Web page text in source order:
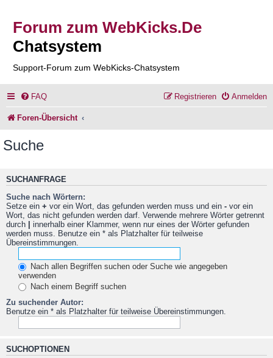
Forum zum WebKicks.De
Chatsystem
Support-Forum zum WebKicks-Chatsystem
FAQ Anmelden
Registrieren
Foren-Übersicht
Suche
SUCHANFRAGE
Suche nach Wörtern:
Setze ein + vor ein Wort, das gefunden werden muss und ein - vor ein
Wort, das nicht gefunden werden darf. Verwende mehrere Wörter getrennt
durch | innerhalb einer Klammer, wenn nur eines der Wörter gefunden
werden muss. Benutze ein * als Platzhalter für teilweise
Übereinstimmungen.
Nach allen Begriffen suchen oder Suche wie angegeben
verwenden
Nach einem Begriff suchen
Zu suchender Autor:
Benutze ein * als Platzhalter für teilweise Übereinstimmungen.
SUCHOPTIONEN